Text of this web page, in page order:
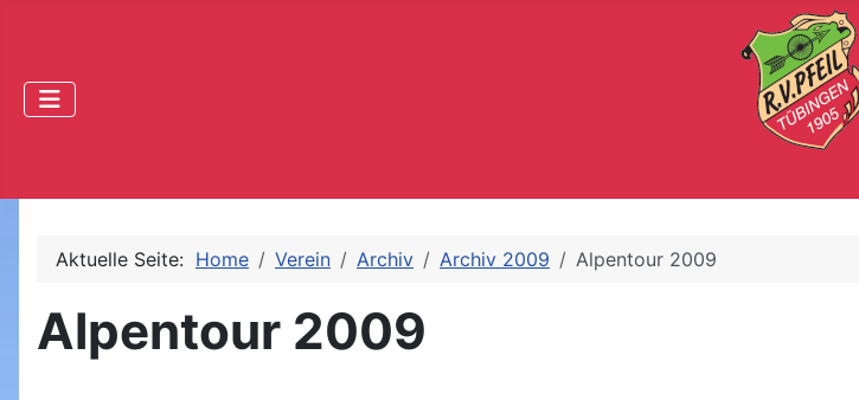
Aktuelle Seite: Home Verein Archiv Archiv 2009 Alpentour 2009
Alpentour 2009